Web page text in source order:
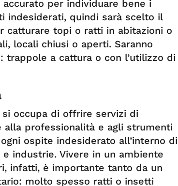
per individuare bene i
indesiderati, quindi sarà scelto il
catturare topi o ratti in abitazioni o
locali chiusi o aperti. Saranno
a cattura o con l’utilizzo di
si occupa di offrire servizi di
alla professionalità e agli strumenti
ospite indesiderato all’interno di
industrie. Vivere in un ambiente
infatti, è importante tanto da un
molto spesso ratti o insetti